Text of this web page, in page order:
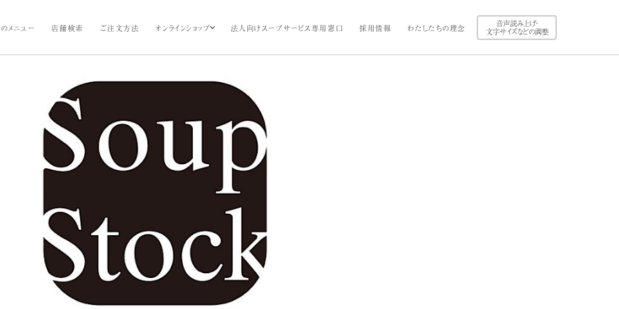
メニュー 店舗検索 ご注文方法 オンラインショップ 法人向けスープサービス専用窓口 採用情報 わたしたちの理念
音声読み上げ・
文字サイズなどの調整